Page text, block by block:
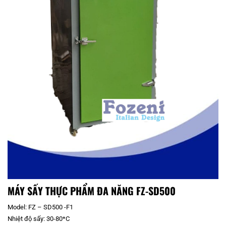
MÁY SẤY THỰC PHẨM ĐA NĂNG FZ-SD500
Model: FZ – SD500 -F1
Nhiệt độ sấy: 30-80*C